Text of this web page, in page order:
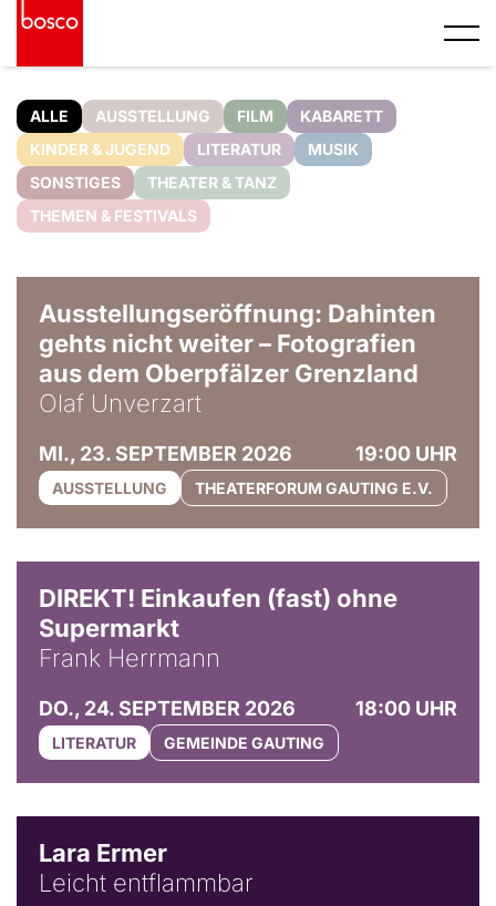
ALLE AUSSTELLUNG FILM
KABARETT
KINDER & JUGEND
LITERATUR
MUSIK
SONSTIGES
THEATER & TANZ
THEMEN & FESTIVALS
Ausstellungseröffnung: Dahinten
gehts nicht weiter – Fotografien
aus dem Oberpfälzer Grenzland
Olaf Unverzart
MI., 23. SEPTEMBER 2026 19:00 UHR
AUSSTELLUNG THEATERFORUM GAUTING E.V.
DIREKT! Einkaufen (fast) ohne
Supermarkt
Frank Herrmann
DO., 24. SEPTEMBER 2026 18:00 UHR
LITERATUR GEMEINDE GAUTING
Lara Ermer
Leicht entflammbar